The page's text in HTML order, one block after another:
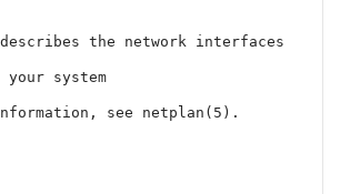
the network interfaces
system
see netplan(5).